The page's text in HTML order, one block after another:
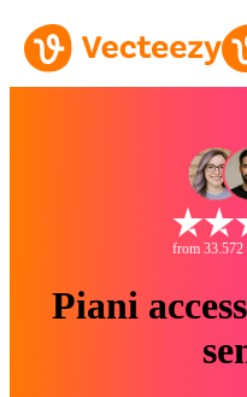
from 33.572
Piani